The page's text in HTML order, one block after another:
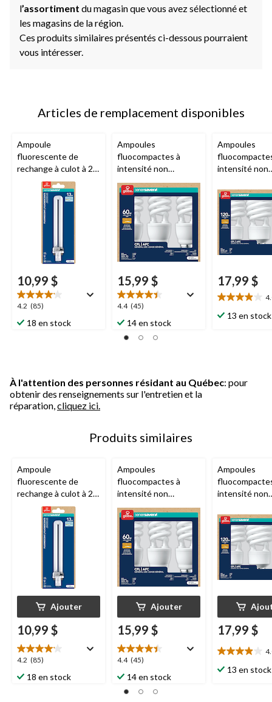
l’assortiment du magasin que vous avez sélectionné et
les magasins de la région.
Ces produits similaires présentés ci-dessous pourraient
vous intéresser.
Articles de remplacement disponibles
Ampoule
fluorescente de
rechange à culot à 2
brochesGlobe
Electric EnerSaver,
blanc froid, 13 W
10,99 $
4.2 (85)
4.2
étoile(s)
sur
18 en stock
Ampoules
fluocompactes à
intensité non
variable, blanc doux,
60 W, paq. 3
15,99 $
4.4 (45)
4.4
étoile(s)
sur
5.
14 en stock
Ampoules
intensité non
lumens, blanc
120W, paq. 3
17,99 $
4.0
étoile(s)
13 en stock
À l'attention des personnes résidant au Québec: pour
obtenir des renseignements sur l'entretien et la
réparation, cliquez ici.
Produits similaires
Ampoule
fluorescente de
rechange à culot à 2
brochesGlobe
Electric EnerSaver,
blanc froid, 13 W
Ajouter
10,99 $
4.2 (85)
4.2
étoile(s)
sur
18 en stock
Ampoules
fluocompactes à
intensité non
variable, blanc doux,
60 W, paq. 3
Ajouter
15,99 $
4.4 (45)
4.4
étoile(s)
sur
5.
14 en stock
Ampoules
intensité non
lumens, blanc
120W, paq. 3
17,99 $
4.0
étoile(s)
13 en stock